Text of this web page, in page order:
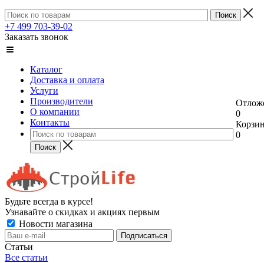
+7 499 703-39-02
Заказать звонок
Каталог
Доставка и оплата
Услуги
Производители
О компании
Контакты
0
0
Будьте всегда в курсе!
Узнавайте о скидках и акциях первым
Новости магазина
Статьи
Все статьи